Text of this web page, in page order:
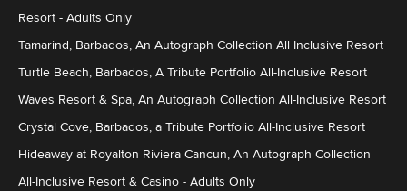
Resort - Adults Only
Tamarind, Barbados, An Autograph Collection All Inclusive Resort
Turtle Beach, Barbados, A Tribute Portfolio All-Inclusive Resort
Waves Resort & Spa, An Autograph Collection All-Inclusive Resort
Crystal Cove, Barbados, a Tribute Portfolio All-Inclusive Resort
Hideaway at Royalton Riviera Cancun, An Autograph Collection
All-Inclusive Resort & Casino - Adults Only